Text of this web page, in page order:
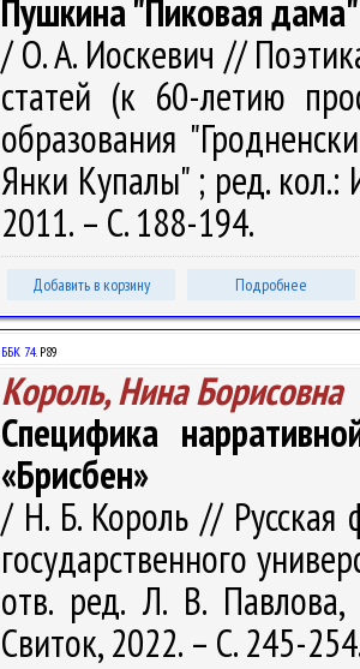
Пушкина "Пиковая дама"
/ О. А. Иоскевич //
статей (к 60-летию
образования
Янки Купалы" ; ред. кол.:
2011. – С. 188-194.
Добавить в корзину Подробнее
ББК 74.Р89
Король, Нина Борисовна
Специфика
«Брисбен»
/ Н. Б. Король // Русская
государственного
отв. ред. Л. В.
Свиток, 2022. – С. 245-